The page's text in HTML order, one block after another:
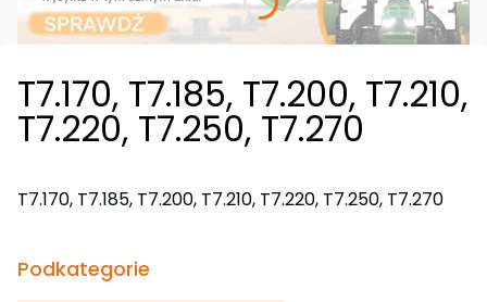
T7.170, T7.185, T7.200, T7.210,
T7.220, T7.250, T7.270
T7.170, T7.185, T7.200, T7.210, T7.220, T7.250, T7.270
Podkategorie